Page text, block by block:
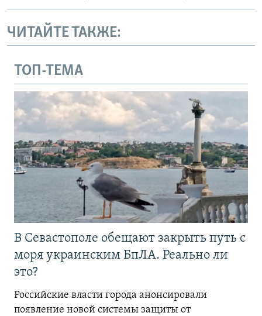
ЧИТАЙТЕ ТАКЖЕ:
ТОП-ТЕМА
В Севастополе обещают закрыть путь с
моря украинским БпЛА. Реально ли
это?
Российские власти города анонсировали
появление новой системы защиты от